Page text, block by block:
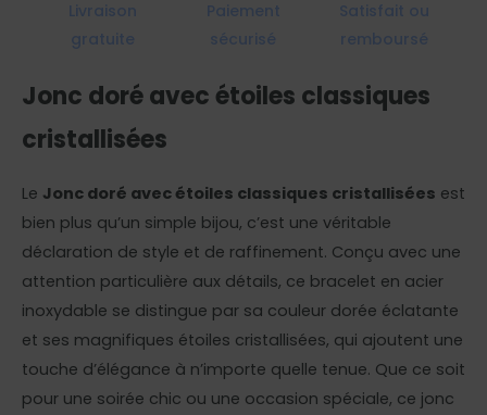
Livraison
gratuite
Paiement
sécurisé
Satisfait ou
remboursé
Jonc doré avec étoiles classiques
cristallisées
Le Jonc doré avec étoiles classiques cristallisées est
bien plus qu’un simple bijou, c’est une véritable
déclaration de style et de raffinement. Conçu avec une
attention particulière aux détails, ce bracelet en acier
inoxydable se distingue par sa couleur dorée éclatante
et ses magnifiques étoiles cristallisées, qui ajoutent une
touche d’élégance à n’importe quelle tenue. Que ce soit
pour une soirée chic ou une occasion spéciale, ce jonc